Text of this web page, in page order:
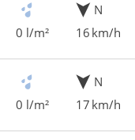
0 l/m²
N
16 km/h
0 l/m²
N
17 km/h